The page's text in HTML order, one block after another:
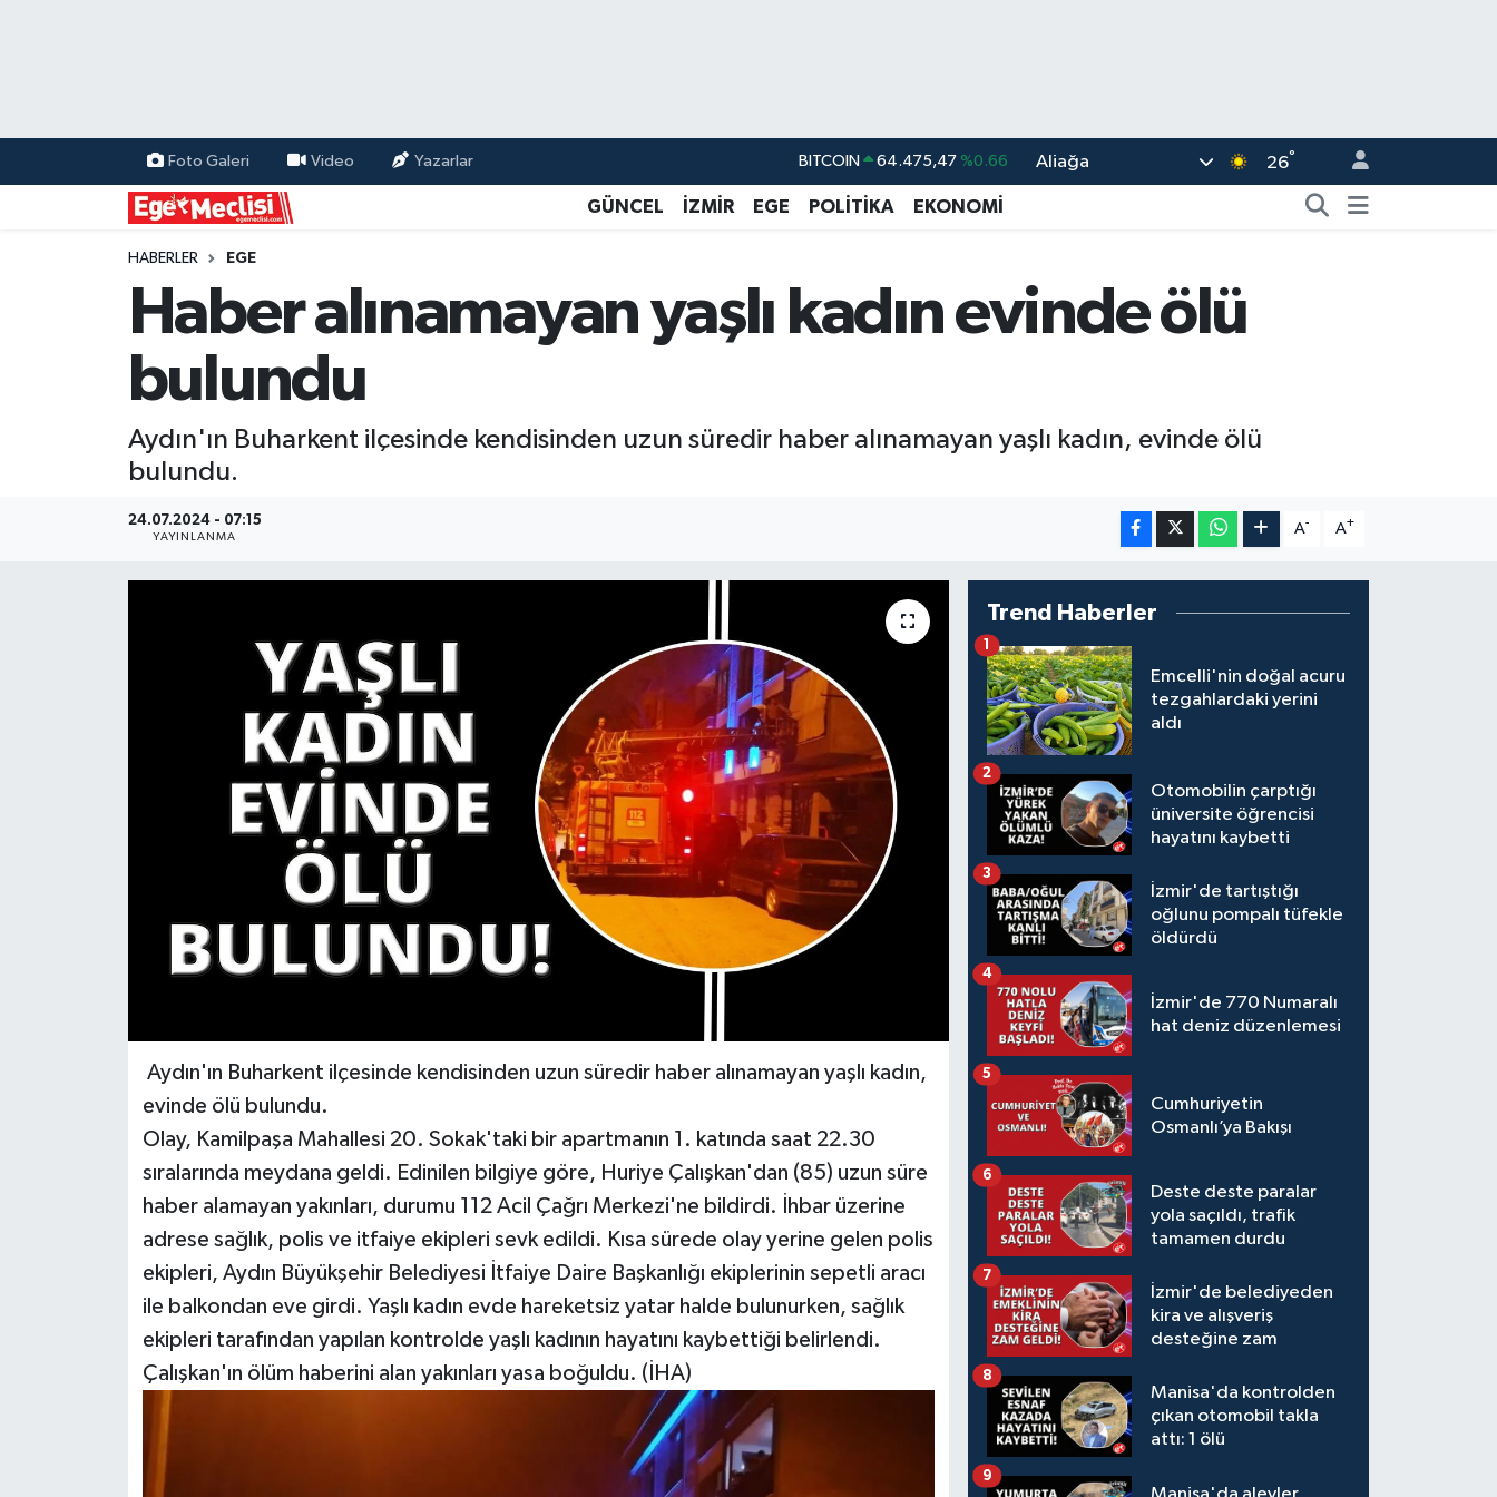
Foto Galeri Video Yazarlar DOLAR 47,5971 %0.05
EURO 55,1336 %0.18
GRAM ALTIN
BİST100 13.703 %0
Aliağa 26°
GÜNCEL İZMİR EGE POLİTİKA EKONOMİ
HABERLER EGE
Haber alınamayan yaşlı kadın evinde ölü
bulundu
Aydın'ın Buharkent ilçesinde kendisinden uzun süredir haber alınamayan yaşlı kadın, evinde ölü
bulundu.
24.07.2024 - 07:15
YAYINLANMA
A- A+
Aydın'ın Buharkent ilçesinde kendisinden uzun süredir haber alınamayan yaşlı kadın,
evinde ölü bulundu.
Olay, Kamilpaşa Mahallesi 20. Sokak'taki bir apartmanın 1. katında saat 22.30
sıralarında meydana geldi. Edinilen bilgiye göre, Huriye Çalışkan'dan (85) uzun süre
haber alamayan yakınları, durumu 112 Acil Çağrı Merkezi'ne bildirdi. İhbar üzerine
adrese sağlık, polis ve itfaiye ekipleri sevk edildi. Kısa sürede olay yerine gelen polis
ekipleri, Aydın Büyükşehir Belediyesi İtfaiye Daire Başkanlığı ekiplerinin sepetli aracı
ile balkondan eve girdi. Yaşlı kadın evde hareketsiz yatar halde bulunurken, sağlık
ekipleri tarafından yapılan kontrolde yaşlı kadının hayatını kaybettiği belirlendi.
Çalışkan'ın ölüm haberini alan yakınları yasa boğuldu. (İHA)
Trend Haberler
Emcelli'nin doğal acuru
tezgahlardaki yerini
aldı
1
Otomobilin çarptığı
üniversite öğrencisi
hayatını kaybetti
2
İzmir'de tartıştığı
oğlunu pompalı tüfekle
öldürdü
3
İzmir'de 770 Numaralı
hat deniz düzenlemesi
4
Cumhuriyetin
Osmanlı’ya Bakışı
5
Deste deste paralar
yola saçıldı, trafik
tamamen durdu
6
İzmir'de belediyeden
kira ve alışveriş
desteğine zam
7
Manisa'da kontrolden
çıkan otomobil takla
attı: 1 ölü
8
9
EKONOMİ
GÜNCEL
ÖZEL HABER
POLİTİKA
Programlar